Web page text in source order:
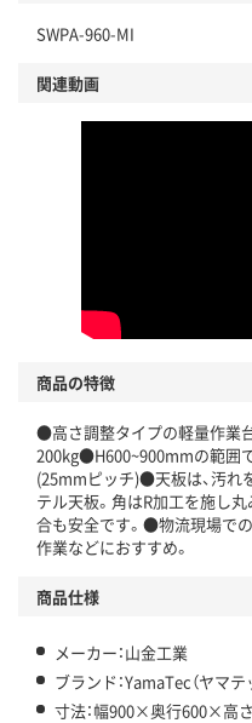
SWPA-960-MI
関連動画
商品の特徴
●高さ調整タイプの軽量作業
200kg●H600~900mmの範囲
(25mmピッチ)●天板は、汚れ
テル天板。角はR加工を施し
合も安全です。●物流現場で
作業などにおすすめ。
商品仕様
メーカー：山金工業
ブランド：YamaTec（ヤマテ
寸法：幅900×奥行600×高